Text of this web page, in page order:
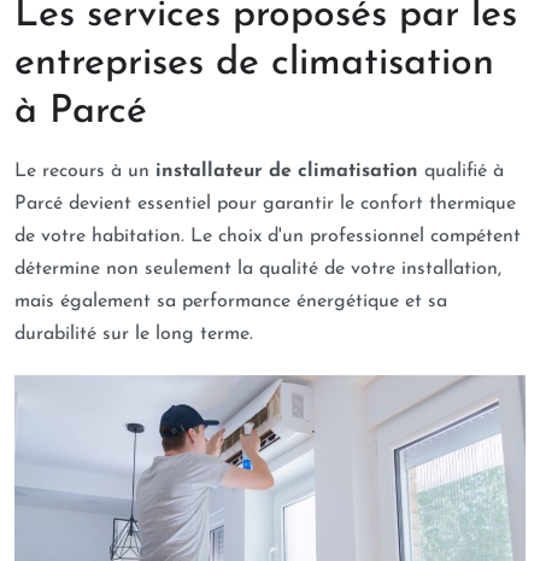
Les services proposés par les
entreprises de climatisation
à Parcé
Le recours à un installateur de climatisation qualifié à
Parcé devient essentiel pour garantir le confort thermique
de votre habitation. Le choix d'un professionnel compétent
détermine non seulement la qualité de votre installation,
mais également sa performance énergétique et sa
durabilité sur le long terme.